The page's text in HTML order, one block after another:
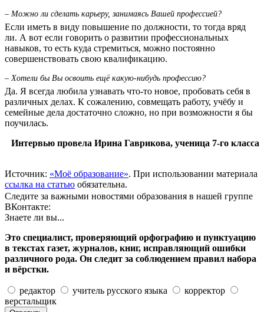
– Можно ли сделать карьеру, занимаясь Вашей профессией?
Если иметь в виду повышение по должности, то тогда вряд
ли. А вот если говорить о развитии профессиональных
навыков, то есть куда стремиться, можно постоянно
совершенствовать свою квалификацию.
– Хотели бы Вы освоить ещё какую-нибудь профессию?
Да. Я всегда любила узнавать что-то новое, пробовать себя в
различных делах. К сожалению, совмещать работу, учёбу и
семейные дела достаточно сложно, но при возможности я бы
поучилась.
Интервью провела Ирина Гаврикова, ученица 7-го класса
Источник: «Моё образование». При использовании материала
ссылка на статью обязательна.
Следите за важными новостями образования в нашей группе
ВКонтакте:
Знаете ли вы...
Это специалист, проверяющий орфографию и пунктуацию
в текстах газет, журналов, книг, исправляющий ошибки
различного рода. Он следит за соблюдением правил набора
и вёрстки.
редактор учитель русского языка
корректор
верстальщик